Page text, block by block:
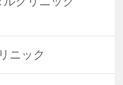
ニック